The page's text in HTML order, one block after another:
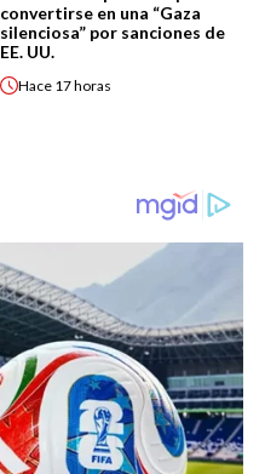
convertirse en una “Gaza
silenciosa” por sanciones de
EE. UU.
Hace 17 horas